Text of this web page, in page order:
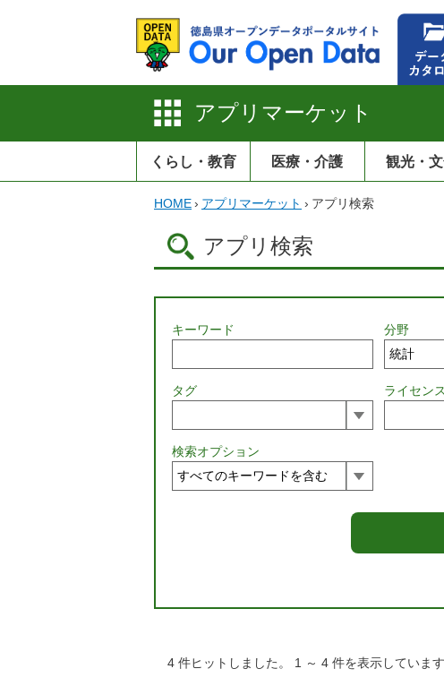
アプリマーケット
くらし・教育 医療・介護 観光・
HOME› アプリマーケット › アプリ検索
アプリ検索
キーワード 分野
タグ ライセンス
検索オプション
4 件ヒットしました。 1 ～ 4 件を表示しています